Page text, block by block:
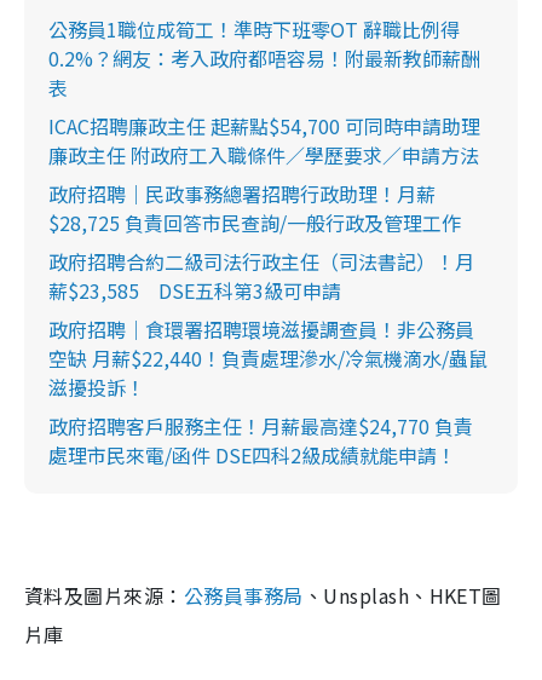
公務員1職位成筍工！準時下班零OT 辭職比例得
0.2%？網友：考入政府都唔容易！附最新教師薪酬
表
ICAC招聘廉政主任 起薪點$54,700 可同時申請助理
廉政主任 附政府工入職條件／學歷要求／申請方法
政府招聘｜民政事務總署招聘行政助理！月薪
$28,725 負責回答市民查詢/一般行政及管理工作
政府招聘合約二級司法行政主任（司法書記）！月
薪$23,585 DSE五科第3級可申請
政府招聘｜食環署招聘環境滋擾調查員！非公務員
空缺 月薪$22,440！負責處理滲水/冷氣機滴水/蟲鼠
滋擾投訴！
政府招聘客戶服務主任！月薪最高達$24,770 負責
處理市民來電/函件 DSE四科2級成績就能申請！
資料及圖片來源： 公務員事務局 、Unsplash、HKET圖
片庫